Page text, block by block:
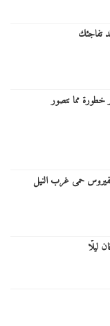
تفاجئك
خطورة مما نتصور
ليلًا